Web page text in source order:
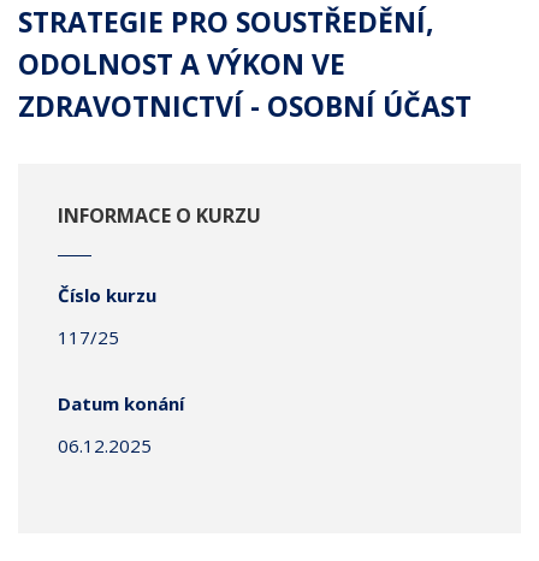
STRATEGIE PRO SOUSTŘEDĚNÍ,
ODOLNOST A VÝKON VE
ZDRAVOTNICTVÍ - OSOBNÍ ÚČAST
INFORMACE O KURZU
Číslo kurzu
117/25
Datum konání
06.12.2025